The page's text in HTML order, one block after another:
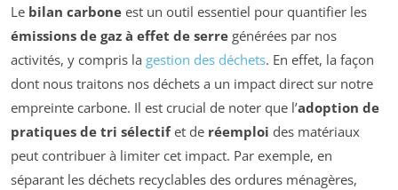
Le bilan carbone est un outil essentiel pour quantifier les
émissions de gaz à effet de serre générées par nos
activités, y compris la gestion des déchets. En effet, la façon
dont nous traitons nos déchets a un impact direct sur notre
empreinte carbone. Il est crucial de noter que l’adoption de
pratiques de tri sélectifet de réemploi des matériaux
peut contribuer à limiter cet impact. Par exemple, en
séparant les déchets recyclables des ordures ménagères,